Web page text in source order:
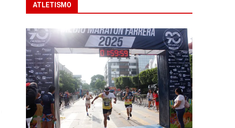
ATLETISMO